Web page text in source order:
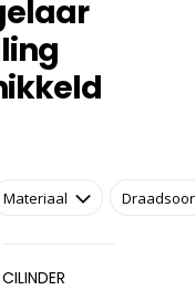
Materiaal